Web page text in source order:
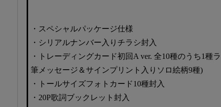
・スペシャルパッケージ仕様
・シリアルナンバー入りチラシ封入
・トレーディングカード初回A ver. 全10種のうち1種
筆メッセージ＆サインプリント入りソロ絵柄9種)
・トールサイズフォトカード10種封入
・20P歌詞ブックレット封入